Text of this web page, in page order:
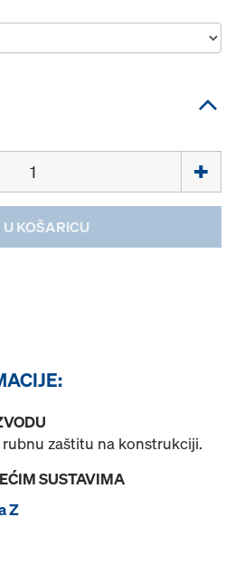
U KOŠARICU
zaštitu na konstrukciji.
SUSTAVIMA
Z